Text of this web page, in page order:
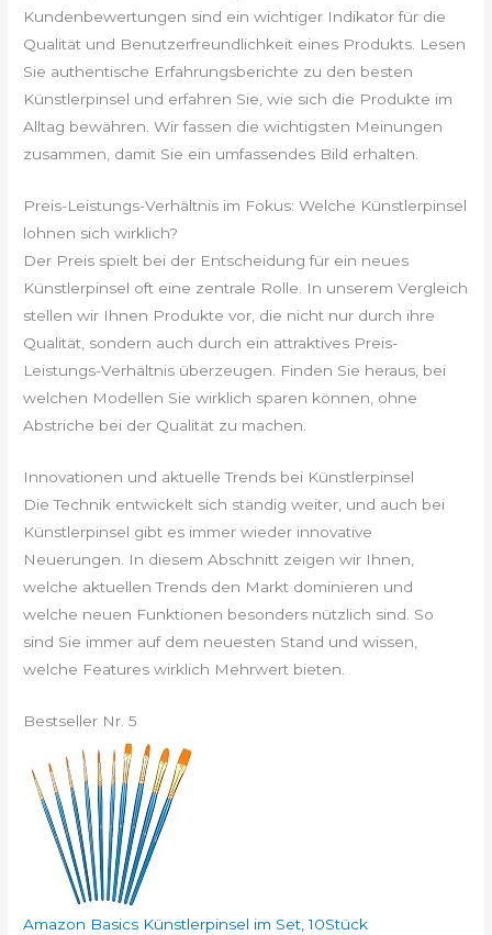
Kundenbewertungen sind ein wichtiger Indikator für die
Qualität und Benutzerfreundlichkeit eines Produkts. Lesen
Sie authentische Erfahrungsberichte zu den besten
Künstlerpinsel und erfahren Sie, wie sich die Produkte im
Alltag bewähren. Wir fassen die wichtigsten Meinungen
zusammen, damit Sie ein umfassendes Bild erhalten.
Preis-Leistungs-Verhältnis im Fokus: Welche Künstlerpinsel
lohnen sich wirklich?
Der Preis spielt bei der Entscheidung für ein neues
Künstlerpinsel oft eine zentrale Rolle. In unserem Vergleich
stellen wir Ihnen Produkte vor, die nicht nur durch ihre
Qualität, sondern auch durch ein attraktives Preis-
Leistungs-Verhältnis überzeugen. Finden Sie heraus, bei
welchen Modellen Sie wirklich sparen können, ohne
Abstriche bei der Qualität zu machen.
Innovationen und aktuelle Trends bei Künstlerpinsel
Die Technik entwickelt sich ständig weiter, und auch bei
Künstlerpinsel gibt es immer wieder innovative
Neuerungen. In diesem Abschnitt zeigen wir Ihnen,
welche aktuellen Trends den Markt dominieren und
welche neuen Funktionen besonders nützlich sind. So
sind Sie immer auf dem neuesten Stand und wissen,
welche Features wirklich Mehrwert bieten.
Bestseller Nr. 5
Amazon Basics Künstlerpinsel im Set, 10Stück